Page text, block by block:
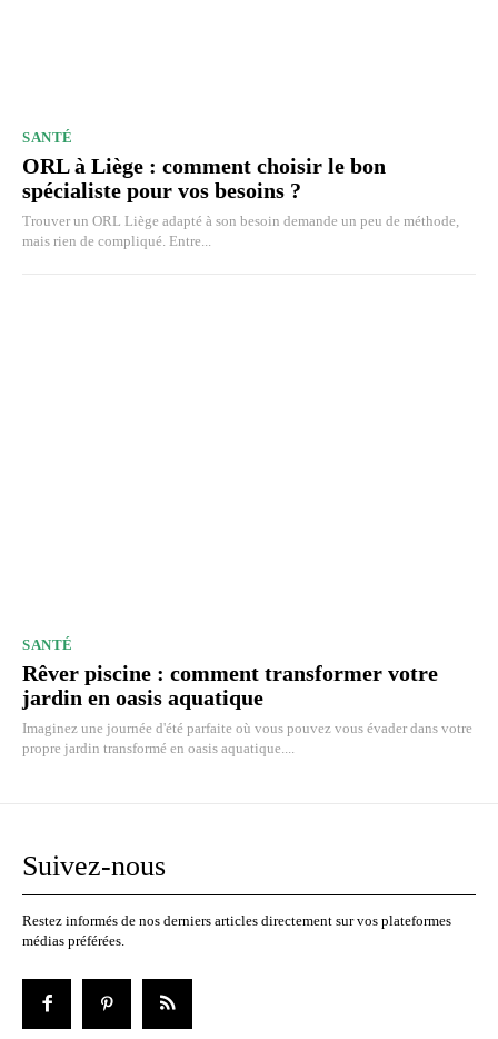
SANTÉ
ORL à Liège : comment choisir le bon
spécialiste pour vos besoins ?
Trouver un ORL Liège adapté à son besoin demande un peu de méthode,
mais rien de compliqué. Entre...
SANTÉ
Rêver piscine : comment transformer votre
jardin en oasis aquatique
Imaginez une journée d'été parfaite où vous pouvez vous évader dans votre
propre jardin transformé en oasis aquatique....
Suivez-nous
Restez informés de nos derniers articles directement sur vos plateformes
médias préférées.